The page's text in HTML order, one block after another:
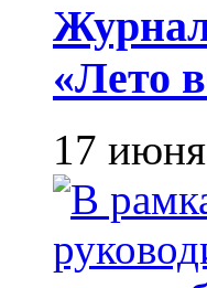
«Лето
17